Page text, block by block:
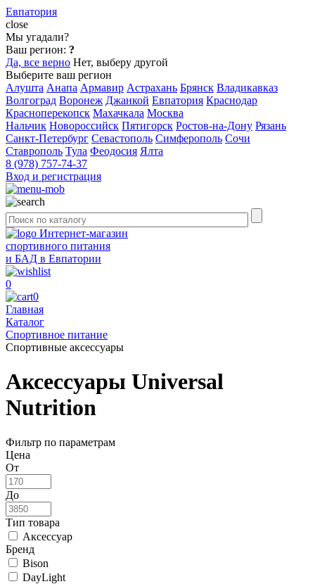
Евпатория
close
Мы угадали?
Ваш регион: ?
Да, все верно Нет, выберу другой
Выберите ваш регион
Алушта Анапа Армавир Астрахань Брянск Владикавказ
Волгоград Воронеж Джанкой Евпатория Краснодар
Красноперекопск Махачкала Москва
Нальчик Новороссийск Пятигорск Ростов-на-Дону Рязань
Санкт-Петербург Севастополь Симферополь Сочи
Ставрополь Тула Феодосия Ялта
8 (978) 757-74-37
Вход и регистрация
Интернет-магазин
спортивного питания
и БАД в Евпатории
0
0
Главная
Каталог
Спортивное питание
Спортивные аксессуары
Аксессуары Universal
Nutrition
Фильтр по параметрам
Цена
От
До
Тип товара
Аксессуар
Бренд
Bison
DayLight